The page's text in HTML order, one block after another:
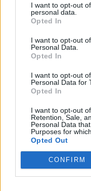
I want to opt-out
personal data.
Opted In
I want to opt-out
Personal Data.
Opted In
I want to opt-out
Personal Data for
Opted In
I want to opt-out
Retention, Sale,
Personal Data
Purposes for
Opted Out
CONFIRM
Η αμοιβή του
3898/2010 και Υ.Α.
των 100 ευρώ ανά
ανώτατο όριο. Η
μεταξύ των μερών
Σημειωτέον πως το
μικρότερο από τα
στον εκάστοτε
δικηγόρων.